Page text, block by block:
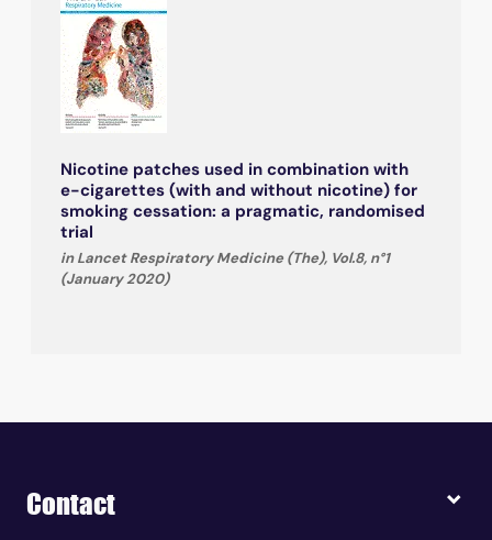
Nicotine patches used in combination with
e-cigarettes (with and without nicotine) for
smoking cessation: a pragmatic, randomised
trial
in Lancet Respiratory Medicine (The), Vol.8, n°1
(January 2020)
Contact